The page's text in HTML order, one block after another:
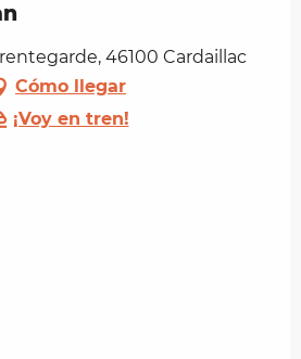
46100 Cardaillac
Cómo llegar
¡Voy en tren!